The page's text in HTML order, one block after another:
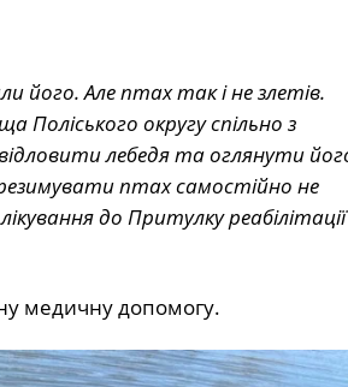
його. Але птах так і не злетів.
округу спільно з
лебедя та оглянути
птах самостійно не
до Притулку реабілітації
медичну допомогу.